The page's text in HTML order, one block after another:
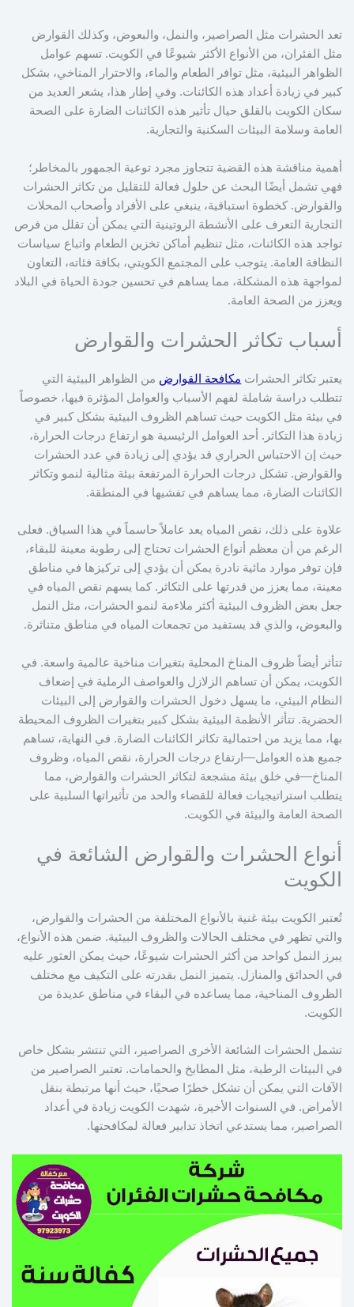
تعد الحشرات مثل الصراصير، والنمل، والبعوض، وكذلك القوارض
مثل الفئران، من الأنواع الأكثر شيوعًا في الكويت. تسهم عوامل
الظواهر البيئية، مثل توافر الطعام والماء، والاحترار المناخي، بشكل
كبير في زيادة أعداد هذه الكائنات. وفي إطار هذا، يشعر العديد من
سكان الكويت بالقلق حيال تأثير هذه الكائنات الضارة على الصحة
العامة وسلامة البيئات السكنية والتجارية.
أهمية مناقشة هذه القضية تتجاوز مجرد توعية الجمهور بالمخاطر؛
فهي تشمل أيضًا البحث عن حلول فعالة للتقليل من تكاثر الحشرات
والقوارض. كخطوة استباقية، ينبغي على الأفراد وأصحاب المحلات
التجارية التعرف على الأنشطة الروتينية التي يمكن أن تقلل من فرص
تواجد هذه الكائنات، مثل تنظيم أماكن تخزين الطعام واتباع سياسات
النظافة العامة. يتوجب على المجتمع الكويتي، بكافة فئاته، التعاون
لمواجهة هذه المشكلة، مما يساهم في تحسين جودة الحياة في البلاد
ويعزز من الصحة العامة.
أسباب تكاثر الحشرات والقوارض
يعتبر تكاثر الحشرات مكافحة القوارض من الظواهر البيئية التي
تتطلب دراسة شاملة لفهم الأسباب والعوامل المؤثرة فيها، خصوصاً
في بيئة مثل الكويت حيث تساهم الظروف البيئية بشكل كبير في
زيادة هذا التكاثر. أحد العوامل الرئيسية هو ارتفاع درجات الحرارة،
حيث إن الاحتباس الحراري قد يؤدي إلى زيادة في عدد الحشرات
والقوارض. تشكل درجات الحرارة المرتفعة بيئة مثالية لنمو وتكاثر
الكائنات الضارة، مما يساهم في تفشيها في المنطقة.
علاوة على ذلك، نقص المياه يعد عاملاً حاسماً في هذا السياق. فعلى
الرغم من أن معظم أنواع الحشرات تحتاج إلى رطوبة معينة للبقاء،
فإن توفر موارد مائية نادرة يمكن أن يؤدي إلى تركيزها في مناطق
معينة، مما يعزز من قدرتها على التكاثر. كما يسهم نقص المياه في
جعل بعض الظروف البيئية أكثر ملاءمة لنمو الحشرات، مثل النمل
والبعوض، والذي قد يستفيد من تجمعات المياه في مناطق متناثرة.
تتأثر أيضاً ظروف المناخ المحلية بتغيرات مناخية عالمية واسعة. في
الكويت، يمكن أن تساهم الزلازل والعواصف الرملية في إضعاف
النظام البيئي، ما يسهل دخول الحشرات والقوارض إلى البيئات
الحضرية. تتأثر الأنظمة البيئية بشكل كبير بتغيرات الظروف المحيطة
بها، مما يزيد من احتمالية تكاثر الكائنات الضارة. في النهاية، تساهم
جميع هذه العوامل—ارتفاع درجات الحرارة، نقص المياه، وظروف
المناخ—في خلق بيئة مشجعة لتكاثر الحشرات والقوارض، مما
يتطلب استراتيجيات فعالة للقضاء والحد من تأثيراتها السلبية على
الصحة العامة والبيئة في الكويت.
أنواع الحشرات والقوارض الشائعة في
الكويت
تُعتبر الكويت بيئة غنية بالأنواع المختلفة من الحشرات والقوارض،
والتي تظهر في مختلف الحالات والظروف البيئية. ضمن هذه الأنواع،
يبرز النمل كواحد من أكثر الحشرات شيوعًا، حيث يمكن العثور عليه
في الحدائق والمنازل. يتميز النمل بقدرته على التكيف مع مختلف
الظروف المناخية، مما يساعده في البقاء في مناطق عديدة من
الكويت.
تشمل الحشرات الشائعة الأخرى الصراصير، التي تنتشر بشكل خاص
في البيئات الرطبة، مثل المطابخ والحمامات. تعتبر الصراصير من
الآفات التي يمكن أن تشكل خطرًا صحيًا، حيث أنها مرتبطة بنقل
الأمراض. في السنوات الأخيرة، شهدت الكويت زيادة في أعداد
الصراصير، مما يستدعي اتخاذ تدابير فعالة لمكافحتها.